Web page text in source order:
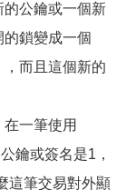
的公鑰或一個新
鎖變成一個
而且這個新的
一筆使用
鑰或簽名是1，
這筆交易對外顯